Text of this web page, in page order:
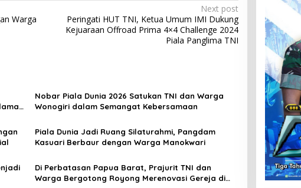
Warga
Next post
Peringati HUT TNI, Ketua Umum IMI Dukung
Kejuaraan Offroad Prima 4×4 Challenge 2024
Piala Panglima TNI
Nobar Piala Dunia 2026 Satukan TNI dan Warga
Wonogiri dalam Semangat Kebersamaan
Piala Dunia Jadi Ruang Silaturahmi, Pangdam
Kasuari Berbaur dengan Warga Manokwari
Di Perbatasan Papua Barat, Prajurit TNI dan
Warga Bergotong Royong Merenovasi Gereja di